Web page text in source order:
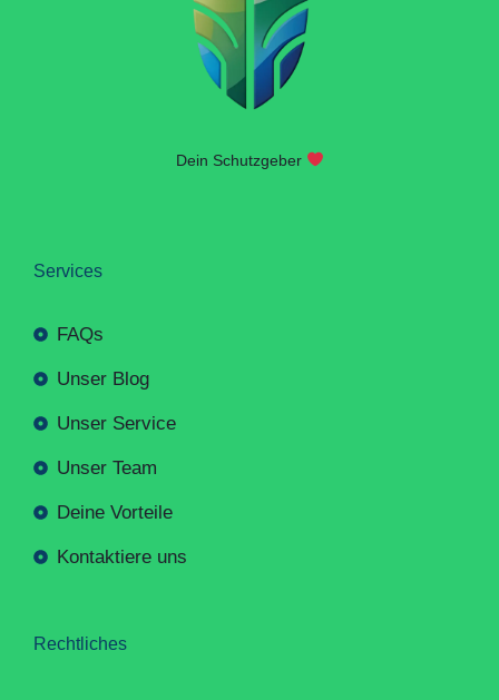
Dein Schutzgeber
Services
FAQs
Unser Blog
Unser Service
Unser Team
Deine Vorteile
Kontaktiere uns
Rechtliches